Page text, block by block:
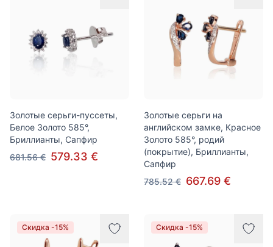
Золотые серьги-пуссеты,
Белое Золото 585°,
Бриллианты, Сапфир
681.56 € 579.33 €
Золотые серьги на
английском замке, Красное
Золото 585°, родий
(покрытие), Бриллианты,
Сапфир
785.52 € 667.69 €
Скидка -15% Скидка -15%